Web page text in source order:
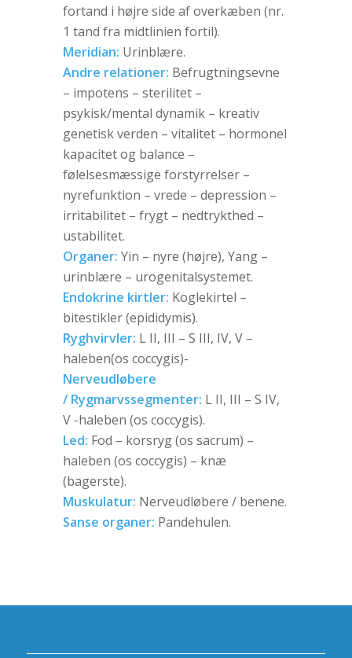
fortand i højre side af overkæben (nr.
1 tand fra midtlinien fortil).
Meridian: Urinblære.
Andre relationer: Befrugtningsevne
– impotens – sterilitet –
psykisk/mental dynamik – kreativ
genetisk verden – vitalitet – hormonel
kapacitet og balance –
følelsesmæssige forstyrrelser –
nyrefunktion – vrede – depression –
irritabilitet – frygt – nedtrykthed –
ustabilitet.
Organer: Yin – nyre (højre), Yang –
urinblære – urogenitalsystemet.
Endokrine kirtler: Koglekirtel –
bitestikler (epididymis).
Ryghvirvler: L II, III – S III, IV, V –
haleben(os coccygis)-
Nerveudløbere
/ Rygmarvssegmenter: L II, III – S IV,
V -haleben (os coccygis).
Led: Fod – korsryg (os sacrum) –
haleben (os coccygis) – knæ
(bagerste).
Muskulatur: Nerveudløbere / benene.
Sanse organer: Pandehulen.